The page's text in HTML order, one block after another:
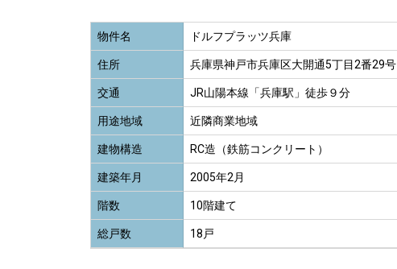
物件名 ドルフプラッツ兵庫
住所 兵庫県神戸市兵庫区大開通5丁目2番29号
交通 JR山陽本線「兵庫駅」徒歩９分
用途地域 近隣商業地域
建物構造 RC造（鉄筋コンクリート）
建築年月 2005年2月
階数 10階建て
総戸数 18戸